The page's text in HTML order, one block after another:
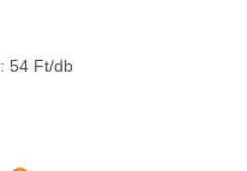
: 54 Ft/db